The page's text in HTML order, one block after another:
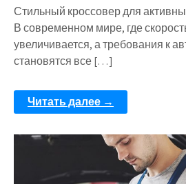
Стильный кроссовер для
В современном мире, где
увеличивается, а требования к
становятся все […]
Читать далее →